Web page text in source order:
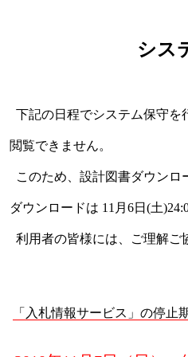
シス
下記の日程でシステム保守を
閲覧できません。
このため、設計図書ダウンロ
ダウンロードは 11月6日(土
利用者の皆様には、ご理解ご
「入札情報サービス」の停止